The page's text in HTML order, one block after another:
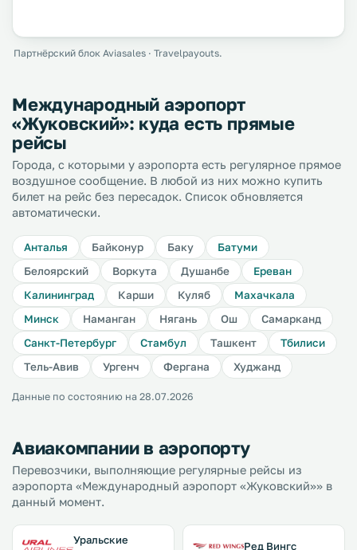
Партнёрский блок Aviasales · Travelpayouts.
Международный аэропорт
«Жуковский»: куда есть прямые
рейсы
Города, с которыми у аэропорта есть регулярное прямое
воздушное сообщение. В любой из них можно купить
билет на рейс без пересадок. Список обновляется
автоматически.
Анталья Байконур Баку
Батуми
Белоярский
Воркута Душанбе
Ереван
Калининград
Карши Куляб
Махачкала
Минск
Наманган Нягань Ош
Самарканд
Санкт-Петербург
Стамбул Ташкент
Тбилиси
Тель-Авив
Ургенч Фергана Худжанд
Данные по состоянию на 28.07.2026
Авиакомпании в аэропорту
Перевозчики, выполняющие регулярные рейсы из
аэропорта «Международный аэропорт «Жуковский»» в
данный момент.
Уральские
Ред Вингс